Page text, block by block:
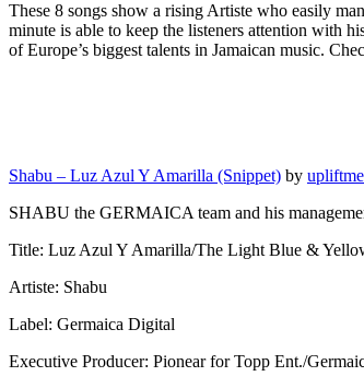
These 8 songs show a rising Artiste who easily
minute is able to keep the listeners attention with
of Europe’s biggest talents in Jamaican music.
Shabu – Luz Azul Y Amarilla (Snippet) by
SHABU the GERMAICA team and his
Title: Luz Azul Y Amarilla/The Light Blue &
Artiste: Shabu
Label: Germaica Digital
Executive Producer: Pionear for Topp Ent./